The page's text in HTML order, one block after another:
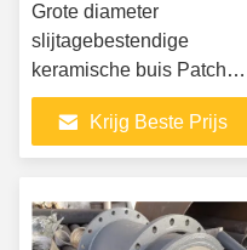
Grote diameter
slijtagebestendige
keramische buis Patch
keramische
composietpijp
Krijg Beste Prijs